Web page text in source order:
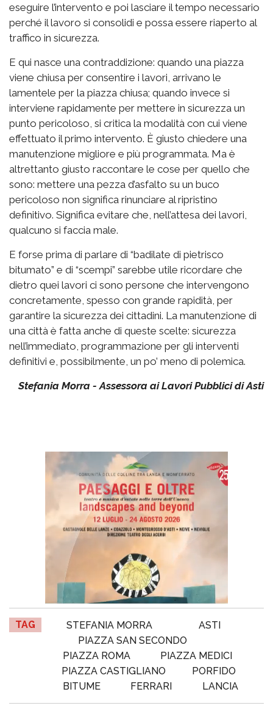
eseguire l’intervento e poi lasciare il tempo necessario
perché il lavoro si consolidi e possa essere riaperto al
traffico in sicurezza.
E qui nasce una contraddizione: quando una piazza
viene chiusa per consentire i lavori, arrivano le
lamentele per la piazza chiusa; quando invece si
interviene rapidamente per mettere in sicurezza un
punto pericoloso, si critica la modalità con cui viene
effettuato il primo intervento. È giusto chiedere una
manutenzione migliore e più programmata. Ma è
altrettanto giusto raccontare le cose per quello che
sono: mettere una pezza d’asfalto su un buco
pericoloso non significa rinunciare al ripristino
definitivo. Significa evitare che, nell’attesa dei lavori,
qualcuno si faccia male.
E forse prima di parlare di “badilate di pietrisco
bitumato” e di “scempi” sarebbe utile ricordare che
dietro quei lavori ci sono persone che intervengono
concretamente, spesso con grande rapidità, per
garantire la sicurezza dei cittadini. La manutenzione di
una città è fatta anche di queste scelte: sicurezza
nell’immediato, programmazione per gli interventi
definitivi e, possibilmente, un po’ meno di polemica.
Stefania Morra - Assessora ai Lavori Pubblici di Asti
TAG STEFANIA MORRA
ASTI
PIAZZA SAN SECONDO
PIAZZA ROMA
PIAZZA MEDICI
PIAZZA CASTIGLIANO
PORFIDO
BITUME
FERRARI LANCIA